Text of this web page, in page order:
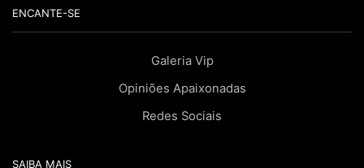
ENCANTE-SE
Galeria Vip
Opiniões Apaixonadas
Redes Sociais
SAIBA MAIS